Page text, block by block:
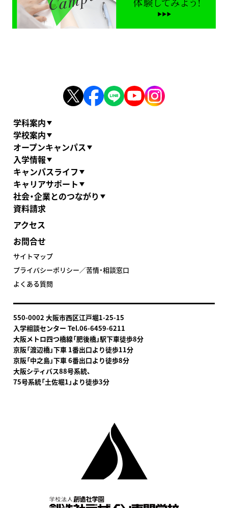
学科案内
学校案内
オープンキャンパス
入学情報
キャンパスライフ
キャリアサポート
社会・企業とのつながり
資料請求
アクセス
お問合せ
サイトマップ
プライバシーポリシー／苦情・相談窓口
よくある質問
550-0002 大阪市西区江戸堀1-25-15
入学相談センター Tel.06-6459-6211
大阪メトロ四つ橋線「肥後橋」駅下車徒歩8分
京阪「渡辺橋」下車 1番出口より徒歩11分
京阪「中之島」下車 6番出口より徒歩8分
大阪シティバス88号系統、
75号系統「土佐堀1」より徒歩3分